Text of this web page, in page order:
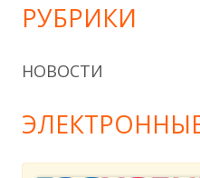
РУБРИКИ
НОВОСТИ